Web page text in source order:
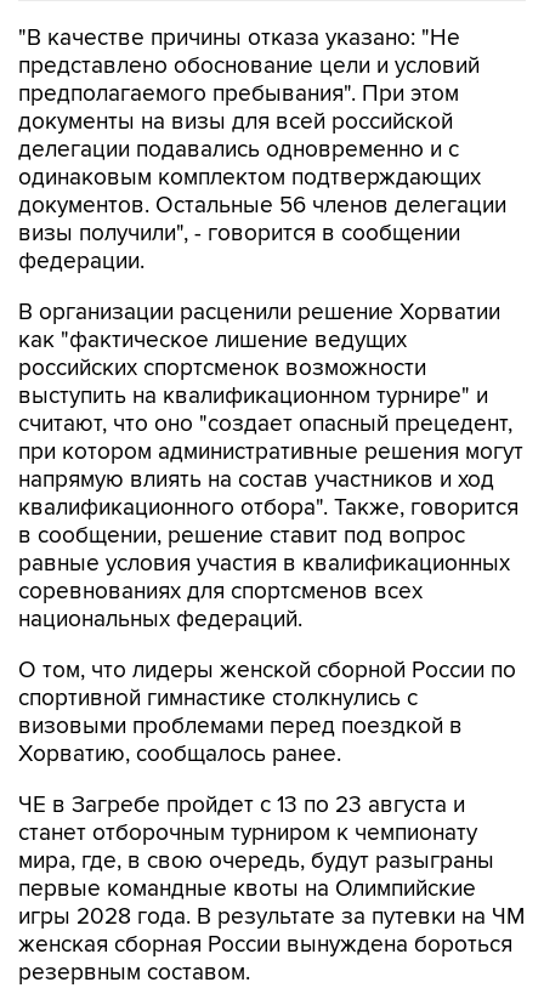
"В качестве причины отказа указано: "Не
представлено обоснование цели и условий
предполагаемого пребывания". При этом
документы на визы для всей российской
делегации подавались одновременно и с
одинаковым комплектом подтверждающих
документов. Остальные 56 членов делегации
визы получили", - говорится в сообщении
федерации.
В организации расценили решение Хорватии
как "фактическое лишение ведущих
российских спортсменок возможности
выступить на квалификационном турнире" и
считают, что оно "создает опасный прецедент,
при котором административные решения могут
напрямую влиять на состав участников и ход
квалификационного отбора". Также, говорится
в сообщении, решение ставит под вопрос
равные условия участия в квалификационных
соревнованиях для спортсменов всех
национальных федераций.
О том, что лидеры женской сборной России по
спортивной гимнастике столкнулись с
визовыми проблемами перед поездкой в
Хорватию, сообщалось ранее.
ЧЕ в Загребе пройдет с 13 по 23 августа и
станет отборочным турниром к чемпионату
мира, где, в свою очередь, будут разыграны
первые командные квоты на Олимпийские
игры 2028 года. В результате за путевки на ЧМ
женская сборная России вынуждена бороться
резервным составом.